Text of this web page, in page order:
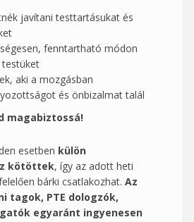
javítani testtartásukat és
fenntartható módon
aki a mozgásban
és önbizalmat talál
magabiztossá!
esetben külön
kötöttek, így az adott heti
bárki csatlakozhat. Az
tagok, PTE dologzók,
egyaránt ingyenesen